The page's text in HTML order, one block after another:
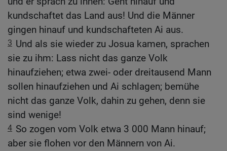
kundschaftet das Land aus! Und die Männer
gingen hinauf und kundschafteten Ai aus.
3 Und als sie wieder zu Josua kamen, sprachen
sie zu ihm: Lass nicht das ganze Volk
hinaufziehen; etwa zwei- oder dreitausend Mann
sollen hinaufziehen und Ai schlagen; bemühe
nicht das ganze Volk, dahin zu gehen, denn sie
sind wenige!
4 So zogen vom Volk etwa 3 000 Mann hinauf;
aber sie flohen vor den Männern von Ai.